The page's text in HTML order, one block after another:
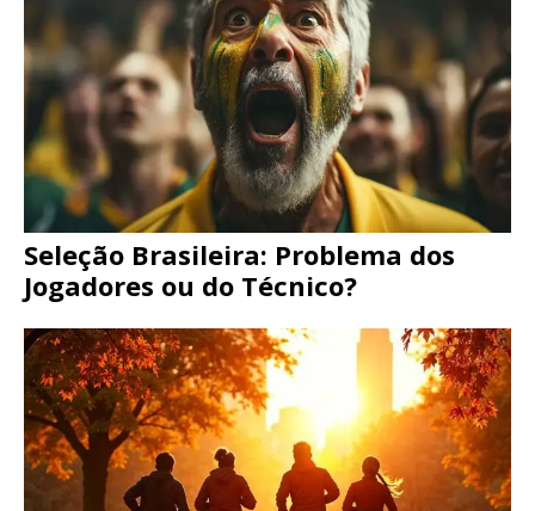
Seleção Brasileira: Problema dos
Jogadores ou do Técnico?